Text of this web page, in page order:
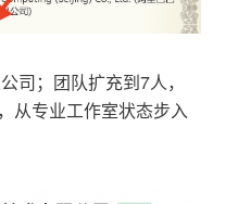
司；团队扩充到7人，
从专业工作室状态步入